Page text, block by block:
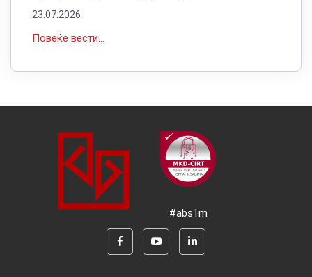
23.07.2026
Повеќе вести...
#abs1m